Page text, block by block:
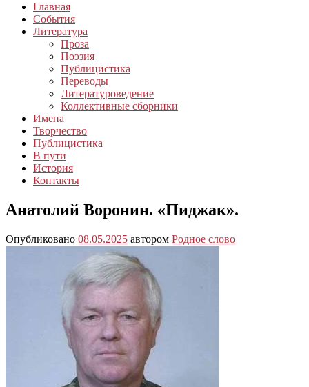
Главная
События
Литература
Проза
Поэзия
Публицистика
Переводы
Литературоведение
Коллективные сборники
Имена
Творчество
Публицистика
В пути
История
Контакты
Анатолий Воронин. «Пиджак».
Опубликовано 08.05.2025 автором Родное слово